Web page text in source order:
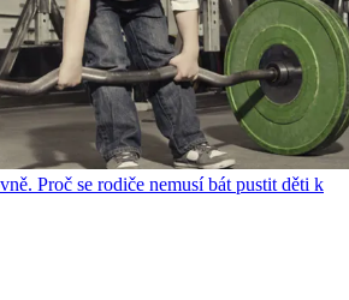
Proč se rodiče nemusí bát pustit děti k